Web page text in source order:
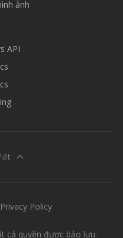
ảnh
API
cả quyền được bảo lưu.
Privacy Policy